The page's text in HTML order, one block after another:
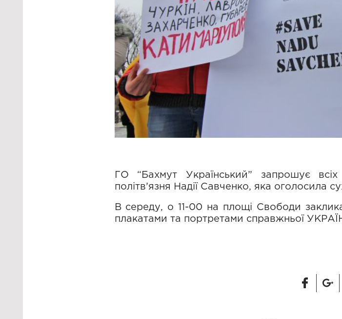
ГО “Бахмут Український” запрошує
політв’язня Надії Савченко, яка оголосила
В середу, о 11-00 на площі Свободи
плакатами та портретами справжньої